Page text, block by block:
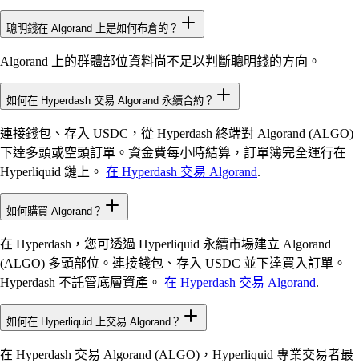
聰明錢在 Algorand 上是如何布倉的？
Algorand 上的群體部位資料尚不足以判斷聰明錢的方向。
如何在 Hyperdash 交易 Algorand 永續合約？
連接錢包、存入 USDC，從 Hyperdash 終端對 Algorand (ALGO)
下達多頭或空頭訂單。資金費每小時結算，訂單簿完全運行在
Hyperliquid 鏈上。 在 Hyperdash 交易 Algorand.
如何購買 Algorand？
在 Hyperdash，您可透過 Hyperliquid 永續市場建立 Algorand
(ALGO) 多頭部位。連接錢包、存入 USDC 並下達買入訂單。
Hyperdash 不託管底層資產。 在 Hyperdash 交易 Algorand.
如何在 Hyperliquid 上交易 Algorand？
在 Hyperdash 交易 Algorand (ALGO)，Hyperliquid 專業交易者最